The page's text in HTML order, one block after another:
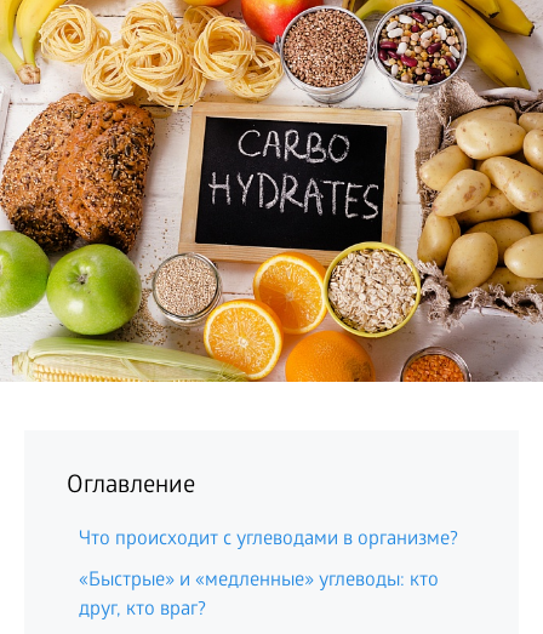
Оглавление
Что происходит с углеводами в организме?
«Быстрые» и «медленные» углеводы: кто
друг, кто враг?
КАК?
БИЗНЕС